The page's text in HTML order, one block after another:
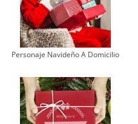
Personaje Navideño A Domicilio